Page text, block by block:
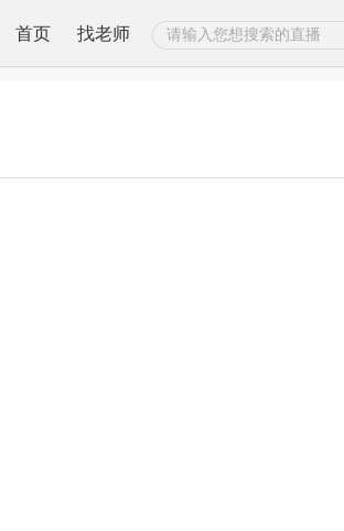
首页 找老师